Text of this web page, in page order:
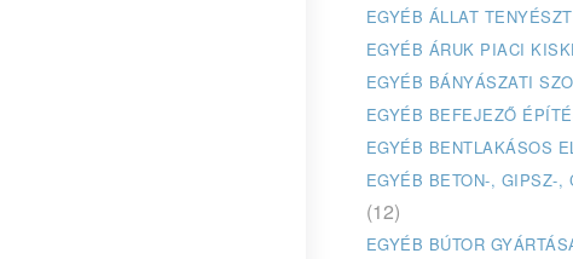
EGYÉB ÁLLAT
EGYÉB ÁRUK PIACI
EGYÉB BÁNYÁSZATI
EGYÉB BEFEJEZŐ
EGYÉB BENTLAKÁSOS
EGYÉB BETON-, GIPSZ-,
(12)
EGYÉB BÚTOR